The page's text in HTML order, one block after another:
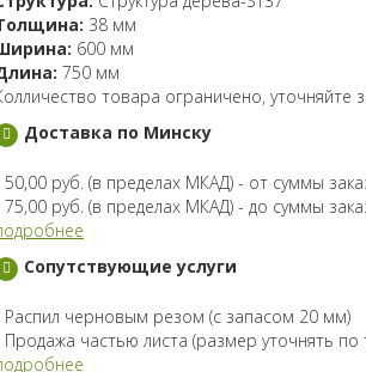
38 мм
600 мм
750 мм
товара ограничено, уточняйте
Доставка по Минску
50,00 руб. (в пределах МКАД) - от суммы
75,00 руб. (в пределах МКАД) - до суммы
Сопутствующие услуги
Распил черновым резом (с запасом 20 мм)
Продажа частью листа (размер уточнять по